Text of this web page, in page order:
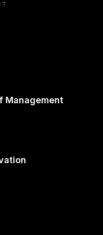
Management